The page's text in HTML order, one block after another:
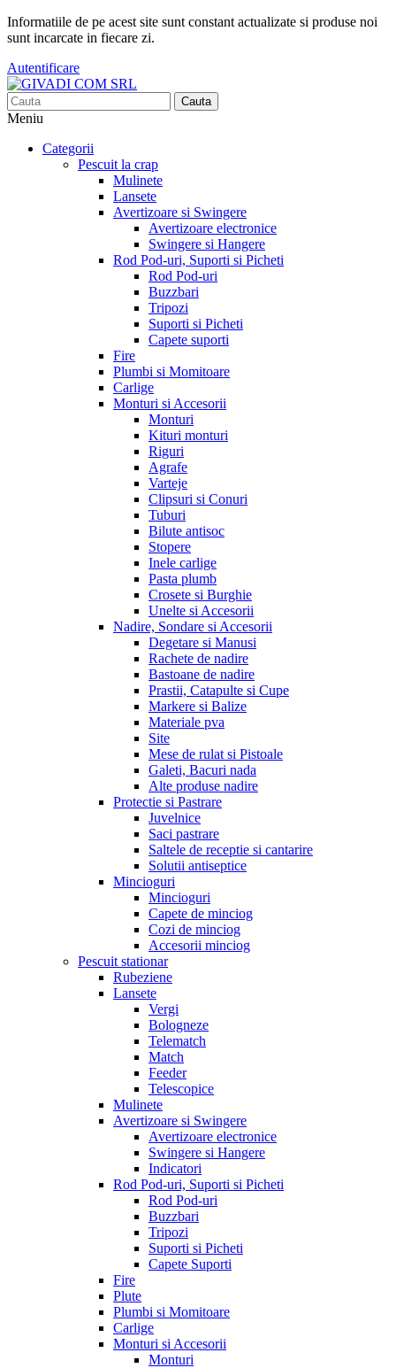
Informatiile de pe acest site sunt constant actualizate si produse noi
sunt incarcate in fiecare zi.
Autentificare
Cauta
Meniu
Categorii
Pescuit la crap
Mulinete
Lansete
Avertizoare si Swingere
Avertizoare electronice
Swingere si Hangere
Rod Pod-uri, Suporti si Picheti
Rod Pod-uri
Buzzbari
Tripozi
Suporti si Picheti
Capete suporti
Fire
Plumbi si Momitoare
Carlige
Monturi si Accesorii
Monturi
Kituri monturi
Riguri
Agrafe
Varteje
Clipsuri si Conuri
Tuburi
Bilute antisoc
Stopere
Inele carlige
Pasta plumb
Crosete si Burghie
Unelte si Accesorii
Nadire, Sondare si Accesorii
Degetare si Manusi
Rachete de nadire
Bastoane de nadire
Prastii, Catapulte si Cupe
Markere si Balize
Materiale pva
Site
Mese de rulat si Pistoale
Galeti, Bacuri nada
Alte produse nadire
Protectie si Pastrare
Juvelnice
Saci pastrare
Saltele de receptie si cantarire
Solutii antiseptice
Mincioguri
Mincioguri
Capete de minciog
Cozi de minciog
Accesorii minciog
Pescuit stationar
Rubeziene
Lansete
Vergi
Bologneze
Telematch
Match
Feeder
Telescopice
Mulinete
Avertizoare si Swingere
Avertizoare electronice
Swingere si Hangere
Indicatori
Rod Pod-uri, Suporti si Picheti
Rod Pod-uri
Buzzbari
Tripozi
Suporti si Picheti
Capete Suporti
Fire
Plute
Plumbi si Momitoare
Carlige
Monturi si Accesorii
Monturi